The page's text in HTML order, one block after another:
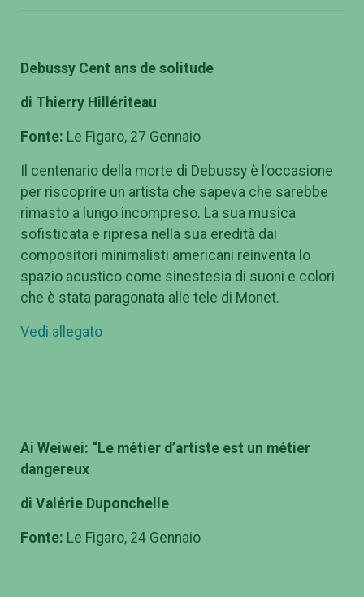
Debussy Cent ans de solitude
di Thierry Hillériteau
Fonte: Le Figaro, 27 Gennaio
Il centenario della morte di Debussy è l’occasione
per riscoprire un artista che sapeva che sarebbe
rimasto a lungo incompreso. La sua musica
sofisticata e ripresa nella sua eredità dai
compositori minimalisti americani reinventa lo
spazio acustico come sinestesia di suoni e colori
che è stata paragonata alle tele di Monet.
Vedi allegato
Ai Weiwei: “Le métier d’artiste est un métier
dangereux
di Valérie Duponchelle
Fonte: Le Figaro, 24 Gennaio